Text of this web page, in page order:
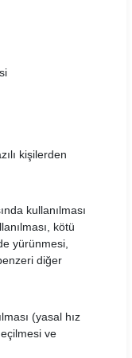
kişilerden
kullanılması
kötü
yürünmesi,
diğer
(yasal hız
ve